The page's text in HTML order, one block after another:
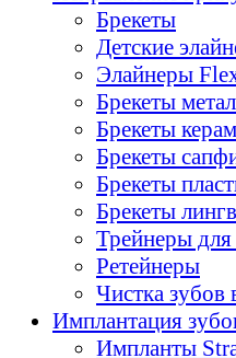
Брекеты
Детские
Элайнеры
Брекеты
Брекеты
Брекеты
Брекеты
Брекеты
Трейнеры для
Ретейнеры
Чистка зубов
Имплантация
Импланты